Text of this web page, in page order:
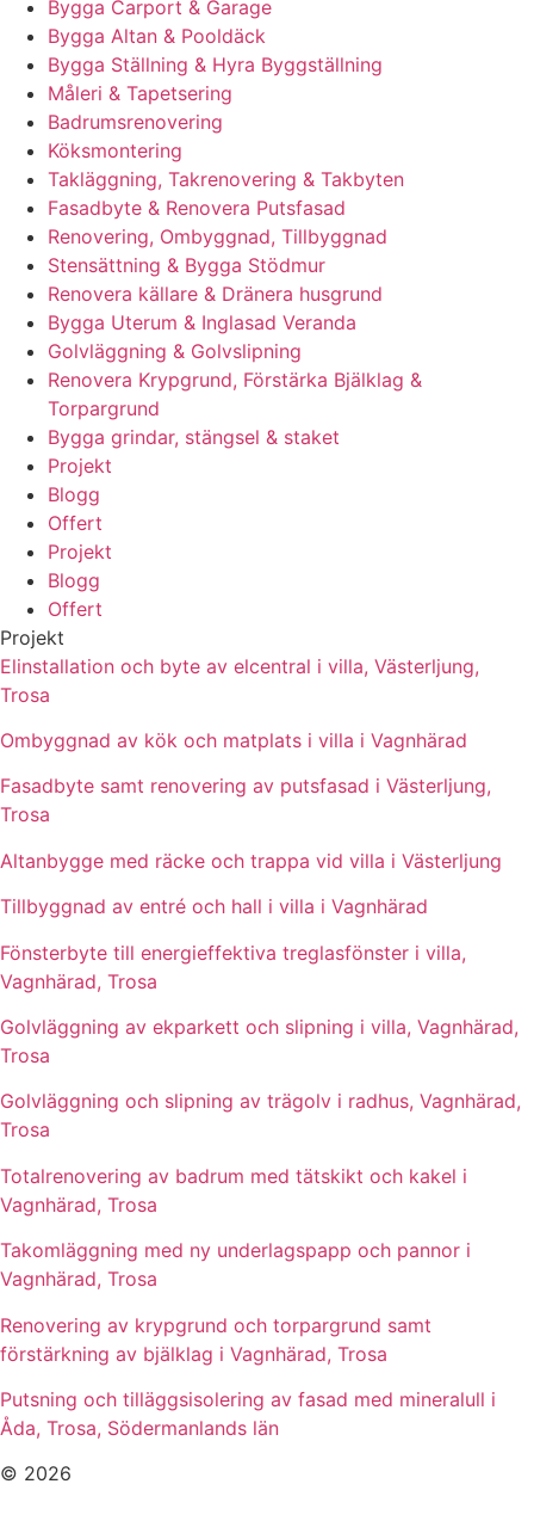
Bygga Carport & Garage
Bygga Altan & Pooldäck
Bygga Ställning & Hyra Byggställning
Måleri & Tapetsering
Badrumsrenovering
Köksmontering
Takläggning, Takrenovering & Takbyten
Fasadbyte & Renovera Putsfasad
Renovering, Ombyggnad, Tillbyggnad
Stensättning & Bygga Stödmur
Renovera källare & Dränera husgrund
Bygga Uterum & Inglasad Veranda
Golvläggning & Golvslipning
Renovera Krypgrund, Förstärka Bjälklag &
Torpargrund
Bygga grindar, stängsel & staket
Projekt
Blogg
Offert
Projekt
Blogg
Offert
Projekt
Elinstallation och byte av elcentral i villa, Västerljung,
Trosa
Ombyggnad av kök och matplats i villa i Vagnhärad
Fasadbyte samt renovering av putsfasad i Västerljung,
Trosa
Altanbygge med räcke och trappa vid villa i Västerljung
Tillbyggnad av entré och hall i villa i Vagnhärad
Fönsterbyte till energieffektiva treglasfönster i villa,
Vagnhärad, Trosa
Golvläggning av ekparkett och slipning i villa, Vagnhärad,
Trosa
Golvläggning och slipning av trägolv i radhus, Vagnhärad,
Trosa
Totalrenovering av badrum med tätskikt och kakel i
Vagnhärad, Trosa
Takomläggning med ny underlagspapp och pannor i
Vagnhärad, Trosa
Renovering av krypgrund och torpargrund samt
förstärkning av bjälklag i Vagnhärad, Trosa
Putsning och tilläggsisolering av fasad med mineralull i
Åda, Trosa, Södermanlands län
© 2026